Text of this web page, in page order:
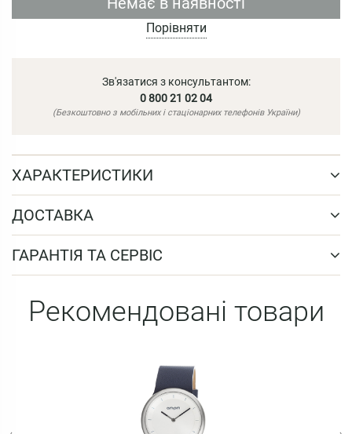
Порівняти
Зв'язатися з консультантом:
0 800 21 02 04
(Безкоштовно з мобільних і стаціонарних телефонів України)
ХАРАКТЕРИСТИКИ
ДОСТАВКА
ГАРАНТІЯ ТА СЕРВІС
Рекомендовані товари